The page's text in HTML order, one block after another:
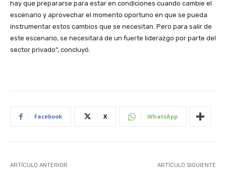
hay que prepararse para estar en condiciones cuando cambie el
escenario y aprovechar el momento oportuno en que se pueda
instrumentar estos cambios que se necesitan. Pero para salir de
este escenario, se necesitará de un fuerte liderazgo por parte del
sector privado”, concluyó.
Facebook X WhatsApp
ARTÍCULO ANTERIOR ARTÍCULO SIGUIENTE